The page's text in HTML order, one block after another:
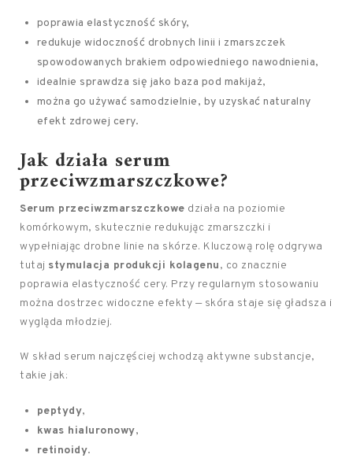
poprawia elastyczność skóry,
redukuje widoczność drobnych linii i zmarszczek
spowodowanych brakiem odpowiedniego nawodnienia,
idealnie sprawdza się jako baza pod makijaż,
można go używać samodzielnie, by uzyskać naturalny
efekt zdrowej cery.
Jak działa serum
przeciwzmarszczkowe?
Serum przeciwzmarszczkowe działa na poziomie
komórkowym, skutecznie redukując zmarszczki i
wypełniając drobne linie na skórze. Kluczową rolę odgrywa
tutaj stymulacja produkcji kolagenu, co znacznie
poprawia elastyczność cery. Przy regularnym stosowaniu
można dostrzec widoczne efekty — skóra staje się gładsza i
wygląda młodziej.
W skład serum najczęściej wchodzą aktywne substancje,
takie jak:
peptydy,
kwas hialuronowy,
retinoidy.